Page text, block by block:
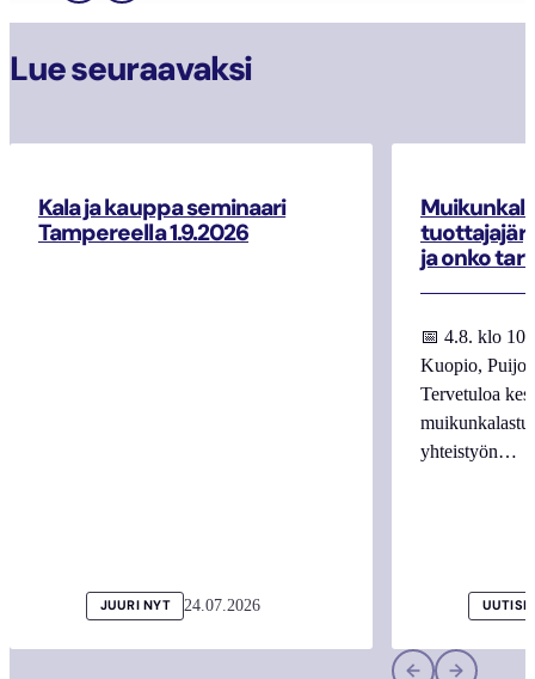
Lue seuraavaksi
Kala ja kauppa seminaari
Tampereella 1.9.2026
JUURI NYT 24.07.2026
ja onko
📅 4.8. klo
Kuopio,
Tervetuloa
yhteistyön…